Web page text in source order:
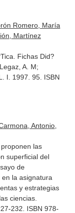
Romero, María
Martínez
Fichas Did?
A. M;
I. 1997. 95. ISBN
Antonio,
las
superficial del
de
la asignatura
y estrategias
ciencias.
232. ISBN 978-